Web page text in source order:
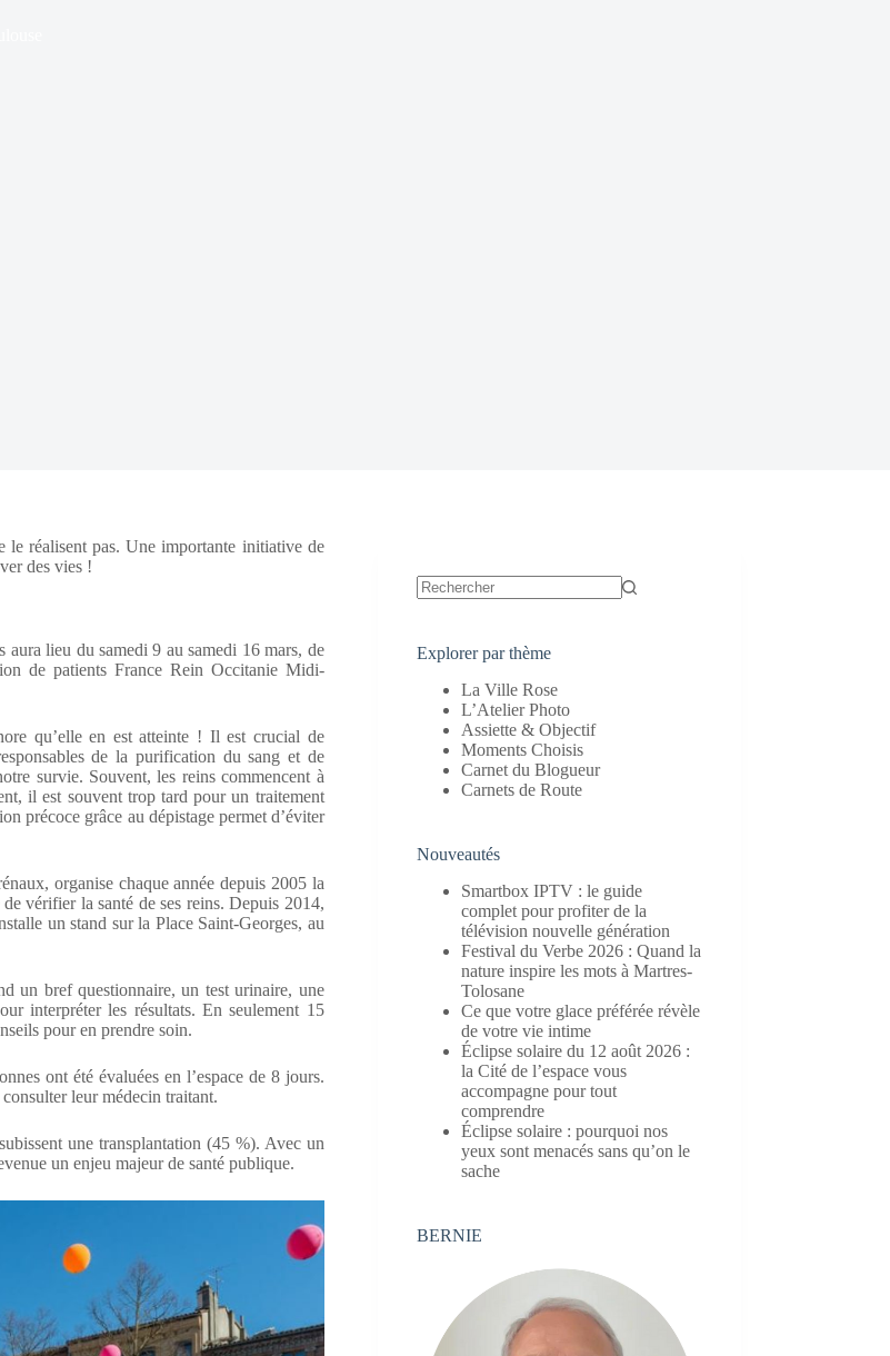
le réalisent pas. Une importante initiative de
des vies !
aura lieu du samedi 9 au samedi 16 mars, de
de patients France Rein Occitanie Midi-
qu’elle en est atteinte ! Il est crucial de
de la purification du sang et de
survie. Souvent, les reins commencent à
il est souvent trop tard pour un traitement
précoce grâce au dépistage permet d’éviter
organise chaque année depuis 2005 la
vérifier la santé de ses reins. Depuis 2014,
un stand sur la Place Saint-Georges, au
un bref questionnaire, un test urinaire, une
interpréter les résultats. En seulement 15
pour en prendre soin.
ont été évaluées en l’espace de 8 jours.
leur médecin traitant.
une transplantation (45 %). Avec un
un enjeu majeur de santé publique.
Explorer par thème
La Ville Rose
L’Atelier Photo
Assiette & Objectif
Moments Choisis
Carnet du Blogueur
Carnets de Route
Nouveautés
Smartbox IPTV : le guide
complet pour profiter de la
télévision nouvelle génération
Festival du Verbe 2026 : Quand la
nature inspire les mots à Martres-
Tolosane
Ce que votre glace préférée révèle
de votre vie intime
Éclipse solaire du 12 août 2026 :
la Cité de l’espace vous
accompagne pour tout
comprendre
Éclipse solaire : pourquoi nos
yeux sont menacés sans qu’on le
sache
BERNIE